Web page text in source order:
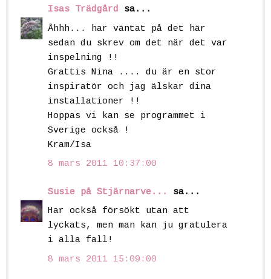
Isas Trädgård sa...
Åhhh... har väntat på det här
sedan du skrev om det när det var
inspelning !!
Grattis Nina .... du är en stor
inspiratör och jag älskar dina
installationer !!
Hoppas vi kan se programmet i
Sverige också !
Kram/Isa
8 mars 2011 10:37:00
Susie på Stjärnarve...
sa...
Har också försökt utan att
lyckats, men man kan ju gratulera
i alla fall!
8 mars 2011 15:09:00